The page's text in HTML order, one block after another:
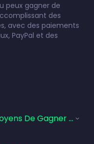
peux gagner de
des
avec des paiements
PayPal et des
De Gagner De